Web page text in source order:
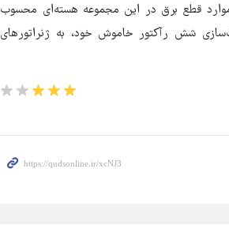
قطع برق در این مجموعه هسته‌ای محسوب
شش رآکتور خاموش خود، به ژنراتورهای
مجبور به همراهی کرد